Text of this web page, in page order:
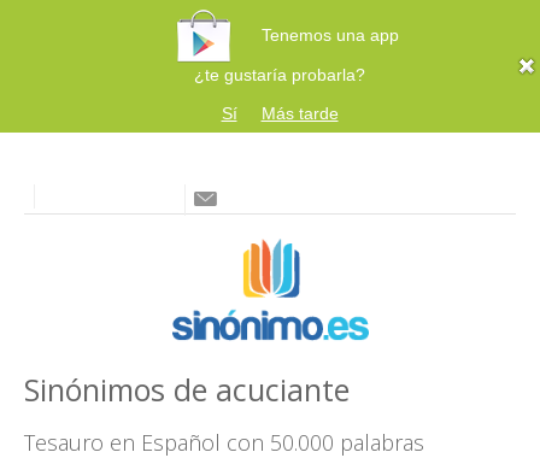
Tenemos una app
¿te gustaría probarla?
Sí
Más tarde
Sinónimos de acuciante
Tesauro en Español con 50.000 palabras